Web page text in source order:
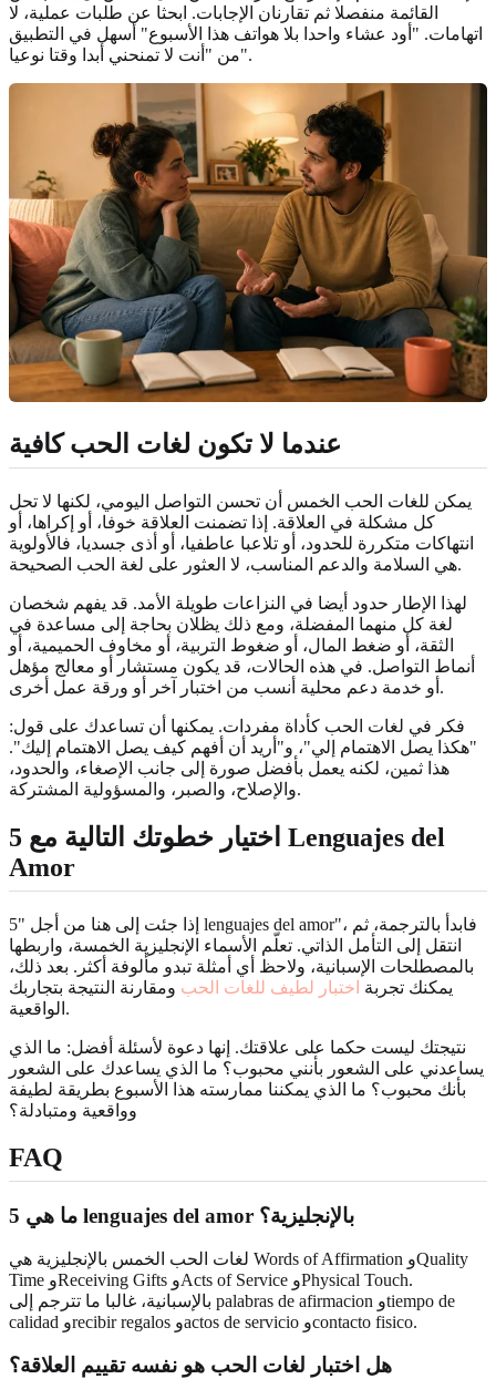
القائمة منفصلا ثم تقارنان الإجابات. ابحثا عن طلبات عملية، لا
اتهامات. "أود عشاء واحدا بلا هواتف هذا الأسبوع" أسهل في التطبيق
من "أنت لا تمنحني أبدا وقتا نوعيا".
عندما لا تكون لغات الحب كافية
يمكن للغات الحب الخمس أن تحسن التواصل اليومي، لكنها لا تحل
كل مشكلة في العلاقة. إذا تضمنت العلاقة خوفا، أو إكراها، أو
انتهاكات متكررة للحدود، أو تلاعبا عاطفيا، أو أذى جسديا، فالأولوية
هي السلامة والدعم المناسب، لا العثور على لغة الحب الصحيحة.
لهذا الإطار حدود أيضا في النزاعات طويلة الأمد. قد يفهم شخصان
لغة كل منهما المفضلة، ومع ذلك يظلان بحاجة إلى مساعدة في
الثقة، أو ضغط المال، أو ضغوط التربية، أو مخاوف الحميمية، أو
أنماط التواصل. في هذه الحالات، قد يكون مستشار أو معالج مؤهل
أو خدمة دعم محلية أنسب من اختبار آخر أو ورقة عمل أخرى.
فكر في لغات الحب كأداة مفردات. يمكنها أن تساعدك على قول:
"هكذا يصل الاهتمام إلي"، و"أريد أن أفهم كيف يصل الاهتمام إليك".
هذا ثمين، لكنه يعمل بأفضل صورة إلى جانب الإصغاء، والحدود،
والإصلاح، والصبر، والمسؤولية المشتركة.
اختيار خطوتك التالية مع 5 Lenguajes del
Amor
إذا جئت إلى هنا من أجل "5 lenguajes del amor"، فابدأ بالترجمة، ثم
انتقل إلى التأمل الذاتي. تعلّم الأسماء الإنجليزية الخمسة، واربطها
بالمصطلحات الإسبانية، ولاحظ أي أمثلة تبدو مألوفة أكثر. بعد ذلك،
يمكنك تجربة اختبار لطيف للغات الحب ومقارنة النتيجة بتجاربك
الواقعية.
نتيجتك ليست حكما على علاقتك. إنها دعوة لأسئلة أفضل: ما الذي
يساعدني على الشعور بأنني محبوب؟ ما الذي يساعدك على الشعور
بأنك محبوب؟ ما الذي يمكننا ممارسته هذا الأسبوع بطريقة لطيفة
وواقعية ومتبادلة؟
FAQ
ما هي 5 lenguajes del amor بالإنجليزية؟
لغات الحب الخمس بالإنجليزية هي Words of Affirmation وQuality
Time وReceiving Gifts وActs of Service وPhysical Touch.
بالإسبانية، غالبا ما تترجم إلى palabras de afirmacion وtiempo de
calidad وrecibir regalos وactos de servicio وcontacto fisico.
هل اختبار لغات الحب هو نفسه تقييم العلاقة؟